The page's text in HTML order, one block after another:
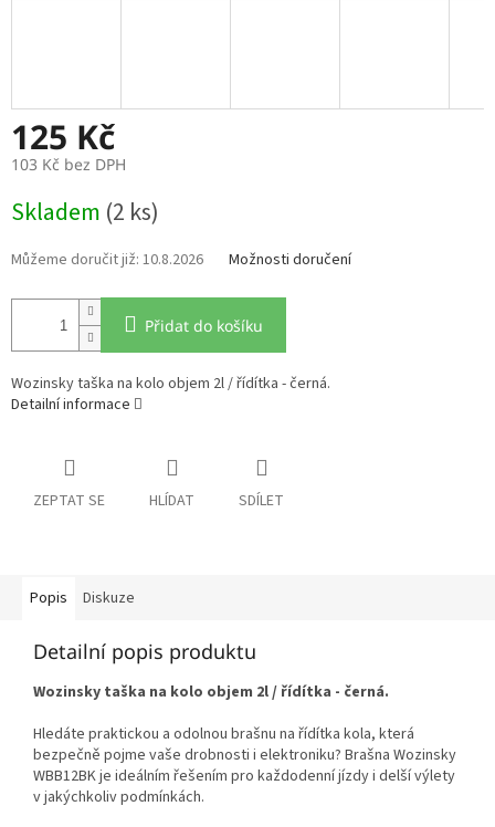
125 Kč
103 Kč bez DPH
cena:
Skladem (2 ks)
10.8.2026 Možnosti doručení
Přidat do košíku
Wozinsky taška na kolo objem 2l / řídítka - černá.
Detailní informace
ZEPTAT SE HLÍDAT SDÍLET
Popis Diskuze
Detailní popis produktu
Wozinsky taška na kolo objem 2l / řídítka - černá.
Hledáte praktickou a odolnou brašnu na řídítka kola, která
bezpečně pojme vaše drobnosti i elektroniku? Brašna Wozinsky
WBB12BK je ideálním řešením pro každodenní jízdy i delší výlety
v jakýchkoliv podmínkách.